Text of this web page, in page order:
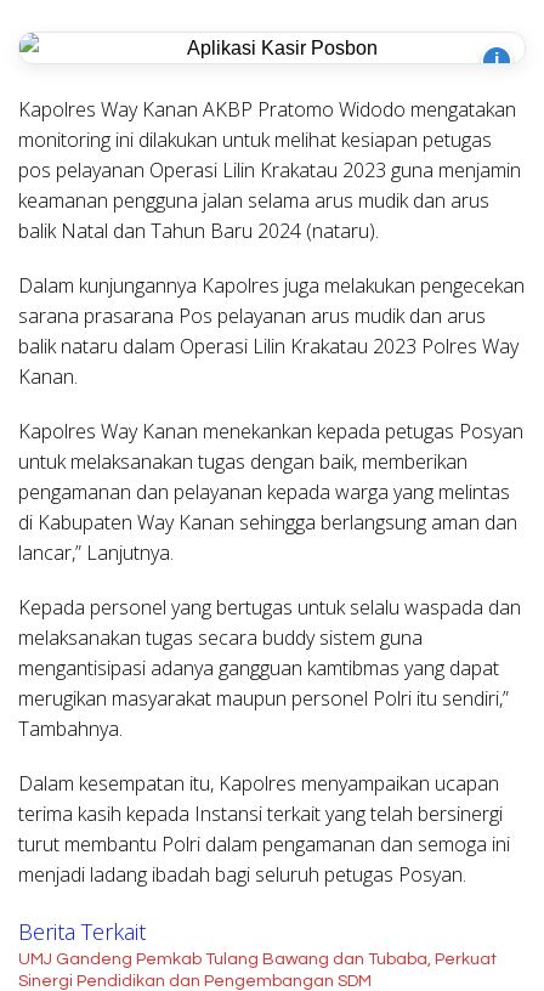
i
Kapolres Way Kanan AKBP Pratomo Widodo mengatakan
monitoring ini dilakukan untuk melihat kesiapan petugas
pos pelayanan Operasi Lilin Krakatau 2023 guna menjamin
keamanan pengguna jalan selama arus mudik dan arus
balik Natal dan Tahun Baru 2024 (nataru).
Dalam kunjungannya Kapolres juga melakukan pengecekan
sarana prasarana Pos pelayanan arus mudik dan arus
balik nataru dalam Operasi Lilin Krakatau 2023 Polres Way
Kanan.
Kapolres Way Kanan menekankan kepada petugas Posyan
untuk melaksanakan tugas dengan baik, memberikan
pengamanan dan pelayanan kepada warga yang melintas
di Kabupaten Way Kanan sehingga berlangsung aman dan
lancar,” Lanjutnya.
Kepada personel yang bertugas untuk selalu waspada dan
melaksanakan tugas secara buddy sistem guna
mengantisipasi adanya gangguan kamtibmas yang dapat
merugikan masyarakat maupun personel Polri itu sendiri,”
Tambahnya.
Dalam kesempatan itu, Kapolres menyampaikan ucapan
terima kasih kepada Instansi terkait yang telah bersinergi
turut membantu Polri dalam pengamanan dan semoga ini
menjadi ladang ibadah bagi seluruh petugas Posyan.
Berita Terkait
UMJ Gandeng Pemkab Tulang Bawang dan Tubaba, Perkuat
Sinergi Pendidikan dan Pengembangan SDM